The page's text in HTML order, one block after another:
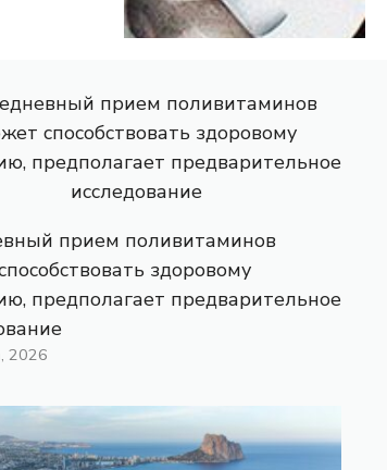
прием поливитаминов
здоровому
предполагает предварительное
2026